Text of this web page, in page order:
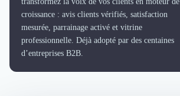
croissance : avis clients vérifiés, satisfaction
mesurée, parrainage activé et vitrine
professionnelle. Déjà adopté par des centaines
d’entreprises B2B.